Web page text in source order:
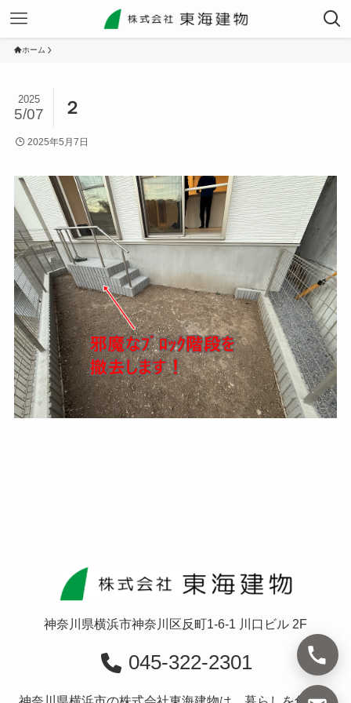
ホーム
２
2025
5/07
2025年5月7日
神奈川県横浜市神奈川区反町1-6-1 川口ビル 2F
045-322-2301